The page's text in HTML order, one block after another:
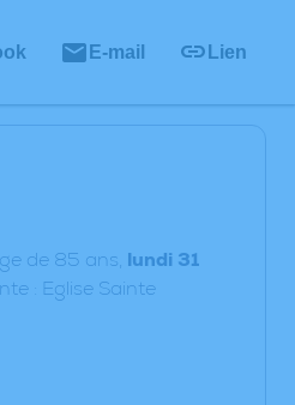
E-mail Lien
de 85 ans, lundi 31
: Eglise Sainte